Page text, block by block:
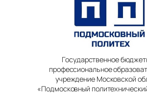
Государственное
профессиональное
учреждение Московской
«Подмосковный